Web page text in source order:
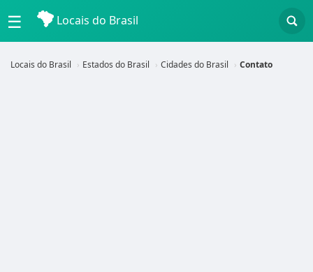
☰ Locais do Brasil
Locais do Brasil Estados do Brasil Cidades do Brasil Contato